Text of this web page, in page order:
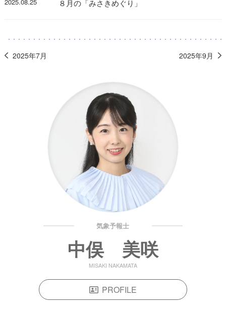
８月の「みさきめぐり」
2025年7月 2025年9月
気象予報士
中俣 美咲
MISAKI NAKAMATA
PROFILE